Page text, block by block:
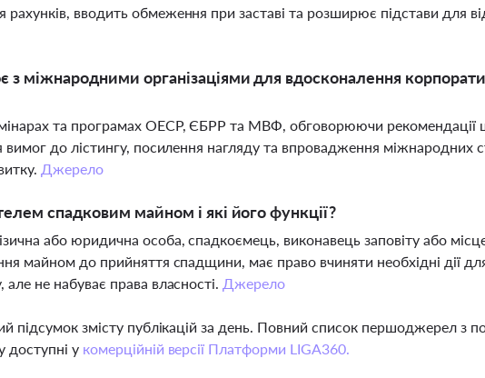
вводить обмеження при заставі та розширює підстави для
міжнародними організаціями для вдосконалення
та програмах ОЕСР, ЄБРР та МВФ, обговорюючи рекомендації
вимог до лістингу, посилення нагляду та впровадження міжнародних
Джерело
спадковим майном і які його функції?
або юридична особа, спадкоємець, виконавець заповіту або
майном до прийняття спадщини, має право вчиняти необхідні дії
не набуває права власності. Джерело
підсумок змісту публікацій за день. Повний список першоджерел з
доступні у комерційній версії Платформи LIGA360.